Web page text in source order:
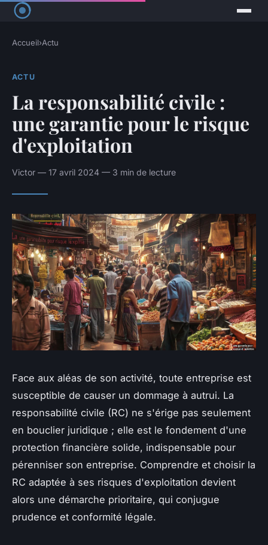
Accueil›Actu
ACTU
La responsabilité civile :
une garantie pour le risque
d'exploitation
Victor — 17 avril 2024 — 3 min de lecture
Face aux aléas de son activité, toute entreprise est
susceptible de causer un dommage à autrui. La
responsabilité civile (RC) ne s'érige pas seulement
en bouclier juridique ; elle est le fondement d'une
protection financière solide, indispensable pour
pérenniser son entreprise. Comprendre et choisir la
RC adaptée à ses risques d'exploitation devient
alors une démarche prioritaire, qui conjugue
prudence et conformité légale.